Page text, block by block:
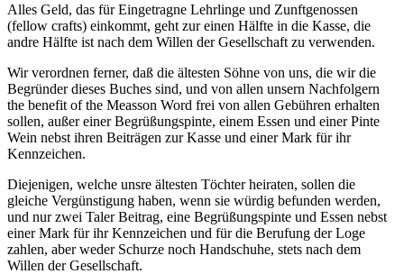
Alles Geld, das für Eingetragne Lehrlinge und Zunftgenossen
(fellow crafts) einkommt, geht zur einen Hälfte in die Kasse, die
andre Hälfte ist nach dem Willen der Gesellschaft zu verwenden.
Wir verordnen ferner, daß die ältesten Söhne von uns, die wir die
Begründer dieses Buches sind, und von allen unsern Nachfolgern
the benefit of the Measson Word frei von allen Gebühren erhalten
sollen, außer einer Begrüßungspinte, einem Essen und einer Pinte
Wein nebst ihren Beiträgen zur Kasse und einer Mark für ihr
Kennzeichen.
Diejenigen, welche unsre ältesten Töchter heiraten, sollen die
gleiche Vergünstigung haben, wenn sie würdig befunden werden,
und nur zwei Taler Beitrag, eine Begrüßungspinte und Essen nebst
einer Mark für ihr Kennzeichen und für die Berufung der Loge
zahlen, aber weder Schurze noch Handschuhe, stets nach dem
Willen der Gesellschaft.